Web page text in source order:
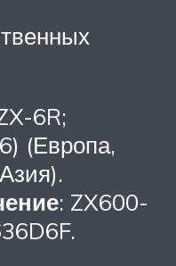
6R;
(Европа,
: ZX600-